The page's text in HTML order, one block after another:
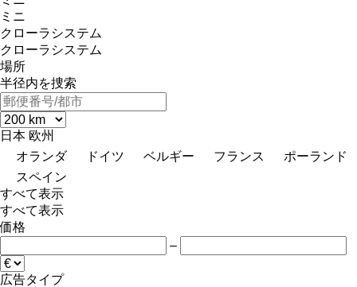
ミニ
クローラシステム
クローラシステム
場所
半径内を捜索
日本 欧州
オランダ
ドイツ ベルギー フランス
ポーランド
スペイン
すべて表示
すべて表示
価格
–
広告タイプ